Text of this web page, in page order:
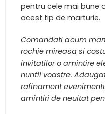
pentru cele mai bune
acest tip de marturie.
Comandati acum
rochie mireasa si
invitatilor o amintire
nuntii voastre.
rafinament
amintiri de neuitat